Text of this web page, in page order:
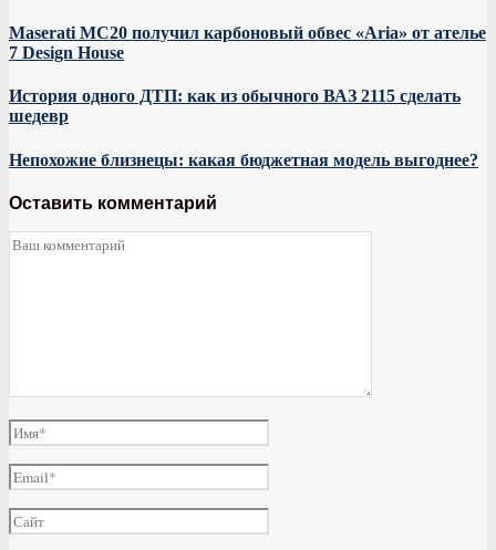
Maserati MC20 получил карбоновый обвес «Aria» от ателье
7 Design House
История одного ДТП: как из обычного ВАЗ 2115 сделать
шедевр
Непохожие близнецы: какая бюджетная модель выгоднее?
Оставить комментарий